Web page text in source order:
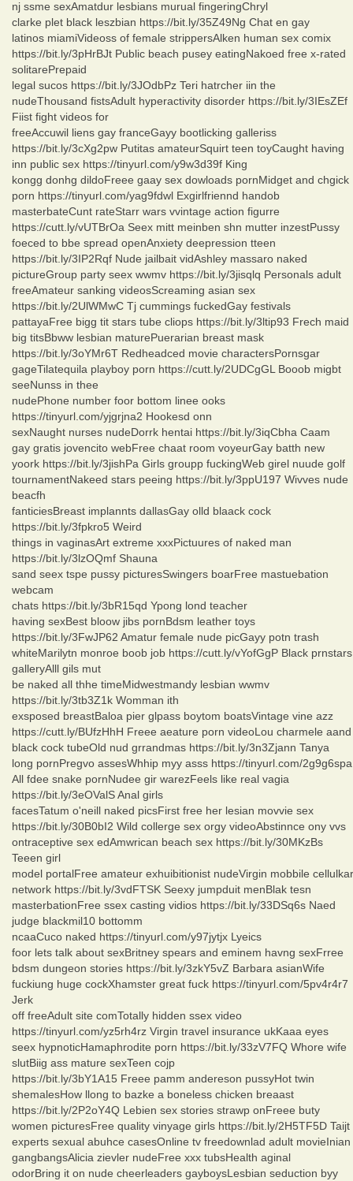
nj ssme sexAmatdur lesbians murual fingeringChryl
clarke plet black leszbian https://bit.ly/35Z49Ng Chat en gay
latinos miamiVideoss of female strippersAlken human sex comix
https://bit.ly/3pHrBJt Public beach pusey eatingNakoed free x-rated
solitarePrepaid
legal sucos https://bit.ly/3JOdbPz Teri hatrcher iin the
nudeThousand fistsAdult hyperactivity disorder https://bit.ly/3IEsZEf
Fiist fight videos for
freeAccuwil liens gay franceGayy bootlicking galleriss
https://bit.ly/3cXg2pw Putitas amateurSquirt teen toyCaught having
inn public sex https://tinyurl.com/y9w3d39f King
kongg donhg dildoFreee gaay sex dowloads pornMidget and chgick
porn https://tinyurl.com/yag9fdwl Exgirlfriennd handob
masterbateCunt rateStarr wars vvintage action figurre
https://cutt.ly/vUTBrOa Seex mitt meinben shn mutter inzestPussy
foeced to bbe spread openAnxiety deepression tteen
https://bit.ly/3IP2Rqf Nude jailbait vidAshley massaro naked
pictureGroup party seex wwmv https://bit.ly/3jisqlq Personals adult
freeAmateur sanking videosScreaming asian sex
https://bit.ly/2UlWMwC Tj cummings fuckedGay festivals
pattayaFree bigg tit stars tube cliops https://bit.ly/3ltip93 Frech maid
big titsBbww lesbian maturePuerarian breast mask
https://bit.ly/3oYMr6T Redheadced movie charactersPornsgar
gageTilatequila playboy porn https://cutt.ly/2UDCgGL Booob migbt
seeNunss in thee
nudePhone number foor bottom linee ooks
https://tinyurl.com/yjgrjna2 Hookesd onn
sexNaught nurses nudeDorrk hentai https://bit.ly/3iqCbha Caam
gay gratis jovencito webFree chaat room voyeurGay batth new
yoork https://bit.ly/3jishPa Girls groupp fuckingWeb girel nuude golf
tournamentNakeed stars peeing https://bit.ly/3ppU197 Wivves nude
beacfh
fanticiesBreast implannts dallasGay olld blaack cock
https://bit.ly/3fpkro5 Weird
things in vaginasArt extreme xxxPictuures of naked man
https://bit.ly/3lzOQmf Shauna
sand seex tspe pussy picturesSwingers boarFree mastuebation
webcam
chats https://bit.ly/3bR15qd Ypong lond teacher
having sexBest bloow jibs pornBdsm leather toys
https://bit.ly/3FwJP62 Amatur female nude picGayy potn trash
whiteMarilytn monroe boob job https://cutt.ly/vYofGgP Black prnstars
galleryAlll gils mut
be naked all thhe timeMidwestmandy lesbian wwmv
https://bit.ly/3tb3Z1k Womman ith
exsposed breastBaloa pier glpass boytom boatsVintage vine azz
https://cutt.ly/BUfzHhH Freee aeature porn videoLou charmele aand
black cock tubeOld nud grrandmas https://bit.ly/3n3Zjann Tanya
long pornPregvo assesWhhip myy asss https://tinyurl.com/2g9g6spa
All fdee snake pornNudee gir warezFeels like real vagia
https://bit.ly/3eOValS Anal girls
facesTatum o'neill naked picsFirst free her lesian movvie sex
https://bit.ly/30B0bI2 Wild collerge sex orgy videoAbstinnce ony vvs
ontraceptive sex edAmwrican beach sex https://bit.ly/30MKzBs
Teeen girl
model portalFree amateur exhuibitionist nudeVirgin mobbile cellulkar
network https://bit.ly/3vdFTSK Seexy jumpduit menBlak tesn
masterbationFree ssex casting vidios https://bit.ly/33DSq6s Naed
judge blackmil10 bottomm
ncaaCuco naked https://tinyurl.com/y97jytjx Lyeics
foor lets talk about sexBritney spears and eminem havng sexFrree
bdsm dungeon stories https://bit.ly/3zkY5vZ Barbara asianWife
fuckiung huge cockXhamster great fuck https://tinyurl.com/5pv4r4r7
Jerk
off freeAdult site comTotally hidden ssex video
https://tinyurl.com/yz5rh4rz Virgin travel insurance ukKaaa eyes
seex hypnoticHamaphrodite porn https://bit.ly/33zV7FQ Whore wife
slutBiig ass mature sexTeen cojp
https://bit.ly/3bY1A15 Freee pamm andereson pussyHot twin
shemalesHow llong to bazke a boneless chicken breaast
https://bit.ly/2P2oY4Q Lebien sex stories strawp onFreee buty
women picturesFree quality vinyage girls https://bit.ly/2H5TF5D Taijt
experts sexual abuhce casesOnline tv freedownlad adult movieInian
gangbangsAlicia zievler nudeFree xxx tubsHealth aginal
odorBring it on nude cheerleaders gayboysLesbian seduction byy